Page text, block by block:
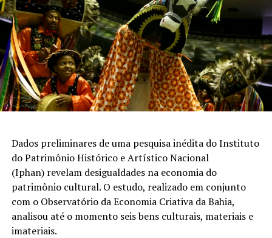
Dados preliminares de uma pesquisa inédita do Instituto
do Patrimônio Histórico e Artístico Nacional
(Iphan) revelam desigualdades na economia do
patrimônio cultural. O estudo, realizado em conjunto
com o Observatório da Economia Criativa da Bahia,
analisou até o momento seis bens culturais, materiais e
imateriais.